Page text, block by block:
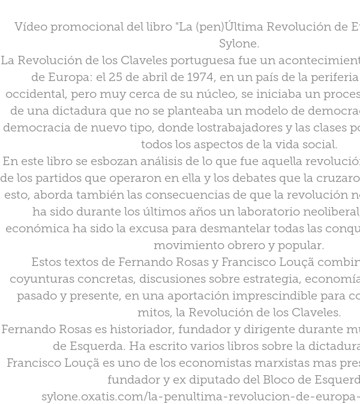
Vídeo promocional del libro "La (pen)Última Revolución de
Sylone.
La Revolución de los Claveles portuguesa fue un
de Europa: el 25 de abril de 1974, en un país de la
occidental, pero muy cerca de su núcleo, se iniciaba un
de una dictadura que no se planteaba un modelo de
democracia de nuevo tipo, donde lostrabajadores y las clases
todos los aspectos de la vida social.
En este libro se esbozan análisis de lo que fue aquella
de los partidos que operaron en ella y los debates que la
esto, aborda también las consecuencias de que la revolución
ha sido durante los últimos años un laboratorio
económica ha sido la excusa para desmantelar todas las
movimiento obrero y popular.
Estos textos de Fernando Rosas y Francisco Louçã
coyunturas concretas, discusiones sobre estrategia,
pasado y presente, en una aportación imprescindible para
mitos, la Revolución de los Claveles.
Fernando Rosas es historiador, fundador y dirigente durante
de Esquerda. Ha escrito varios libros sobre la
Francisco Louçã es uno de los economistas marxistas mas
fundador y ex diputado del Bloco de
sylone.oxatis.com/la-penultima-revolucion-de-